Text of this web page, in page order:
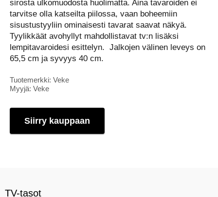
sirosta ulkomuodosta huolimatta. Aina tavaroiden ei
tarvitse olla katseilta piilossa, vaan boheemiin
sisustustyyliin ominaisesti tavarat saavat näkyä.
Tyylikkäät avohyllyt mahdollistavat tv:n lisäksi
lempitavaroidesi esittelyn. Jalkojen välinen leveys on
65,5 cm ja syvyys 40 cm.
Tuotemerkki: Veke
Myyjä: Veke
Siirry kauppaan
TV-tasot